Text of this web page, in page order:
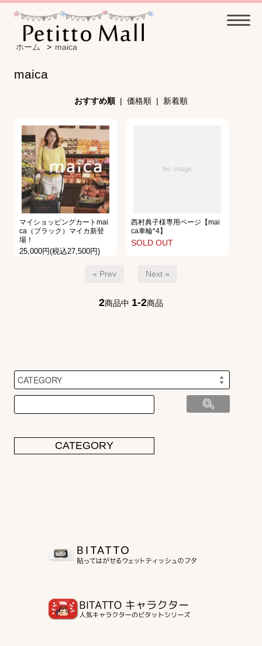
ホーム > maica
maica
おすすめ順| 価格順 | 新着順
マイショッピングカートmai
ca（ブラック）マイカ新登
場！
25,000円(税込27,500円)
西村典子様専用ページ【mai
ca車輪*4】
SOLD OUT
« Prev Next »
2商品中 1-2商品
CATEGORY